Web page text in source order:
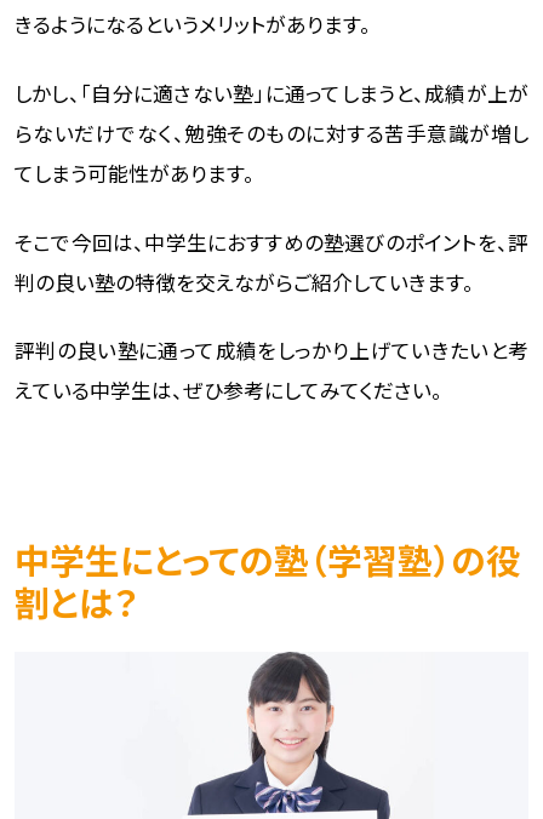
きるようになるというメリットがあります。
しかし、「自分に適さない塾」に通ってしまうと、成績が上が
らないだけでなく、勉強そのものに対する苦手意識が増し
てしまう可能性があります。
そこで今回は、中学生におすすめの塾選びのポイントを、評
判の良い塾の特徴を交えながらご紹介していきます。
評判の良い塾に通って成績をしっかり上げていきたいと考
えている中学生は、ぜひ参考にしてみてください。
中学生にとっての塾（学習塾）の役
割とは？